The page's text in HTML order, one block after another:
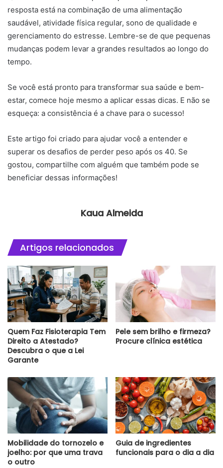
resposta está na combinação de uma alimentação
saudável, atividade física regular, sono de qualidade e
gerenciamento do estresse. Lembre-se de que pequenas
mudanças podem levar a grandes resultados ao longo do
tempo.
Se você está pronto para transformar sua saúde e bem-
estar, comece hoje mesmo a aplicar essas dicas. E não se
esqueça: a consistência é a chave para o sucesso!
Este artigo foi criado para ajudar você a entender e
superar os desafios de perder peso após os 40. Se
gostou, compartilhe com alguém que também pode se
beneficiar dessas informações!
Kaua Almeida
Artigos relacionados
Quem Faz Fisioterapia Tem
Direito a Atestado?
Descubra o que a Lei
Garante
Pele sem brilho e firmeza?
Procure clínica estética
Mobilidade do tornozelo e
joelho: por que uma trava
o outro
Guia de ingredientes
funcionais para o dia a dia